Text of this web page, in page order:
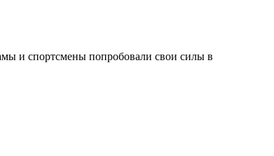
и спортсмены попробовали свои силы в